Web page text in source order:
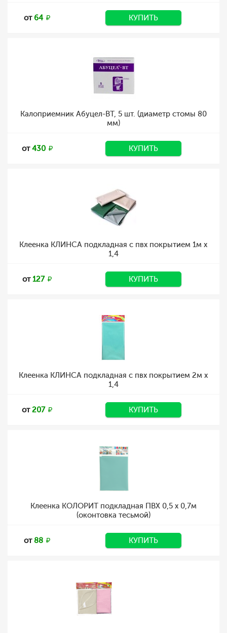
от64 КУПИТЬ
Калоприемник Абуцел-ВТ, 5 шт. (диаметр стомы 80
мм)
от430 КУПИТЬ
Клеенка КЛИНСА подкладная с пвх покрытием 1м х
1,4
от127 КУПИТЬ
Клеенка КЛИНСА подкладная с пвх покрытием 2м х
1,4
от207 КУПИТЬ
Клеенка КОЛОРИТ подкладная ПВХ 0,5 х 0,7м
(оконтовка тесьмой)
от88 КУПИТЬ